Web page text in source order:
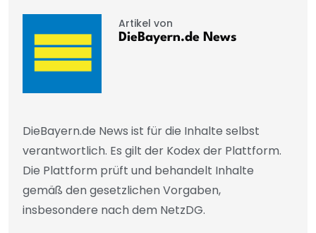
Artikel von
DieBayern.de News
DieBayern.de News ist für die Inhalte selbst
verantwortlich. Es gilt der Kodex der Plattform.
Die Plattform prüft und behandelt Inhalte
gemäß den gesetzlichen Vorgaben,
insbesondere nach dem NetzDG.